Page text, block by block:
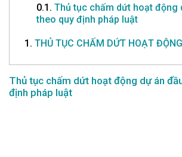
0.1. Thủ tục chấm dứt hoạt động
theo quy định pháp luật
1. THỦ TỤC CHẤM DỨT HOẠT
Thủ tục chấm dứt hoạt động dự án
định pháp luật